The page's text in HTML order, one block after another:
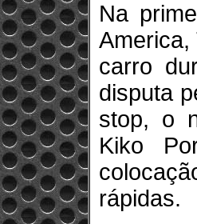
Na
America,
carro
disputa
stop, o
Kiko
rápidas.